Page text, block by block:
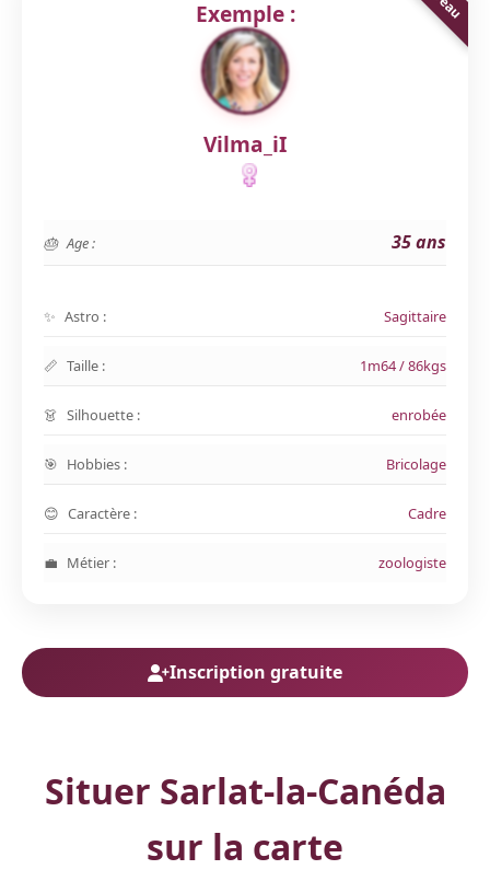
Exemple :
Vilma_iI
Age : 35 ans
Astro : Sagittaire
Taille : 1m64 / 86kgs
Silhouette : enrobée
Hobbies : Bricolage
Caractère : Cadre
Métier : zoologiste
Inscription gratuite
Situer Sarlat-la-Canéda
sur la carte